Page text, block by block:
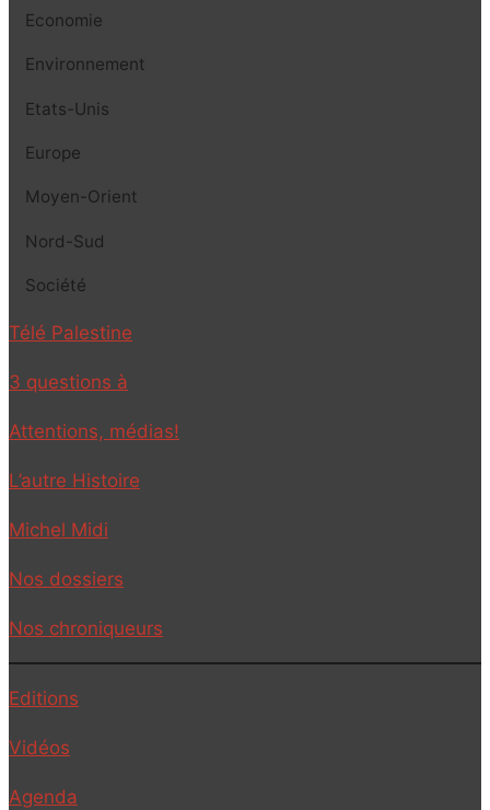
Economie
Environnement
Etats-Unis
Europe
Moyen-Orient
Nord-Sud
Société
Télé Palestine
3 questions à
Attentions, médias!
L’autre Histoire
Michel Midi
Nos dossiers
Nos chroniqueurs
Editions
Vidéos
Agenda